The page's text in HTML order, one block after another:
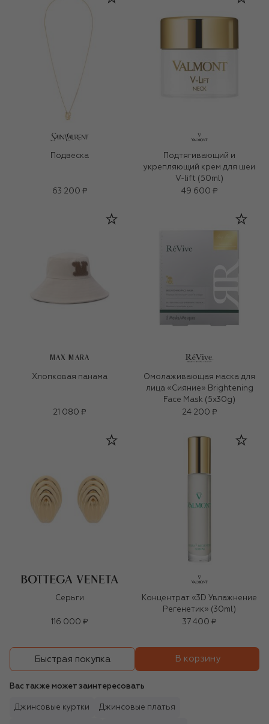
Подвеска
63 200 ₽
Подтягивающий и
укрепляющий крем для шеи
V-lift (50ml)
49 600 ₽
MAX MARA
Хлопковая панама
21 080 ₽
Омолаживающая маска для
лица «Сияние» Brightening
Face Mask (5х30g)
24 200 ₽
Серьги
116 000 ₽
Концентрат «3D Увлажнение
Регенетик» (30ml)
37 400 ₽
Быстрая покупка В корзину
Вас также может заинтересовать
Джинсовые куртки Джинсовые платья